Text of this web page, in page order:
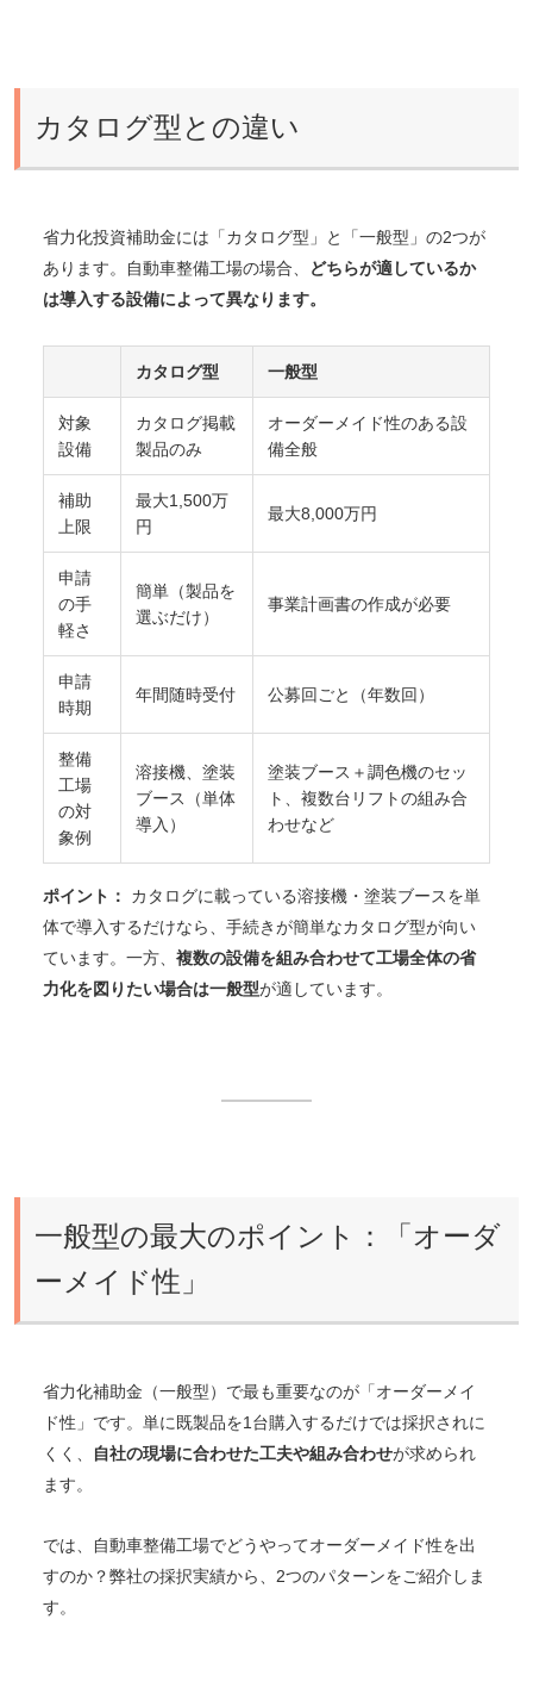
カタログ型との違い
省力化投資補助金には「カタログ型」と「一般型」の2つが
あります。自動車整備工場の場合、
どちらが適しているか
は導入する設備によって異なります。
カタログ型 一般型
対象
設備
カタログ掲載
製品のみ
オーダーメイド性のある設
備全般
補助
上限
最大1,500万
円
最大8,000万円
申請
の手
軽さ
簡単（製品を
選ぶだけ）
事業計画書の作成が必要
申請
時期
年間随時受付 公募回ごと（年数回）
整備
工場
の対
象例
溶接機、塗装
ブース（単体
導入）
塗装ブース＋調色機のセッ
ト、複数台リフトの組み合
わせなど
ポイント：
カタログに載っている溶接機・塗装ブースを単
体で導入するだけなら、手続きが簡単なカタログ型が向い
ています。一方、 複数の設備を組み合わせて工場全体の省
力化を図りたい場合は一般型が適しています。
一般型の最大のポイント：「オーダ
ーメイド性」
省力化補助金（一般型）で最も重要なのが「オーダーメイ
ド性」です。単に既製品を1台購入するだけでは採択されに
くく、
自社の現場に合わせた工夫や組み合わせが求められ
ます。
では、自動車整備工場でどうやってオーダーメイド性を出
すのか？弊社の採択実績から、2つのパターンをご紹介しま
す。